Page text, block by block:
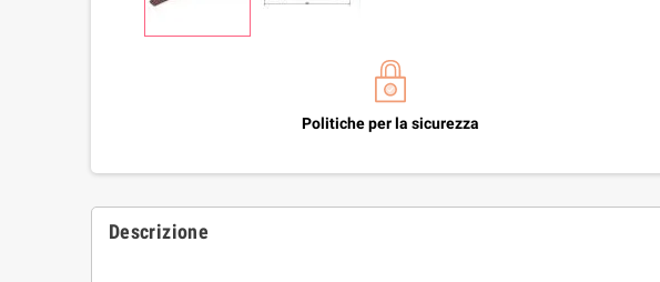
Politiche per la sicurezza
Descrizione